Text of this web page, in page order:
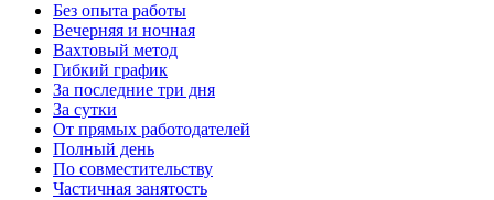
Без опыта работы
Вечерняя и ночная
Вахтовый метод
Гибкий график
За последние три дня
За сутки
От прямых работодателей
Полный день
По совместительству
Частичная занятость